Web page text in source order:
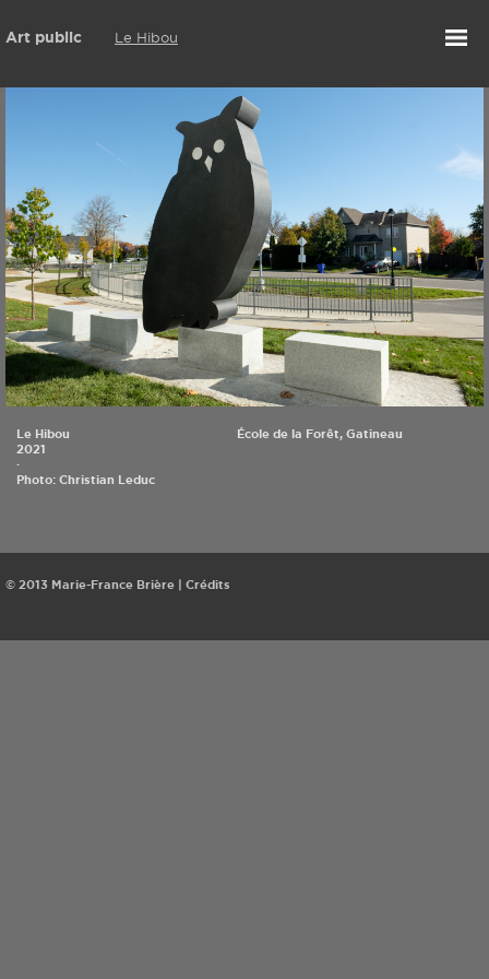
Art public Le Hibou
Le Hibou
2021
·
Photo: Christian Leduc
École de la Forêt, Gatineau
© 2013 Marie-France Brière | Crédits